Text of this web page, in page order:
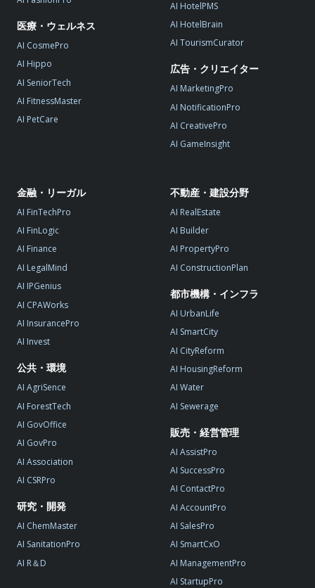
医療・ウェルネス
AI CosmePro
AI Hippo
AI SeniorTech
AI FitnessMaster
AI PetCare
AI HotelPMS
AI HotelBrain
AI TourismCurator
広告・クリエイター
AI MarketingPro
AI NotificationPro
AI CreativePro
AI GameInsight
金融・リーガル
AI FinTechPro
AI FinLogic
AI Finance
AI LegalMind
AI IPGenius
AI CPAWorks
AI InsurancePro
AI Invest
公共・環境
AI AgriSence
AI ForestTech
AI GovOffice
AI GovPro
AI Association
AI CSRPro
研究・開発
AI ChemMaster
AI SanitationPro
AI R＆D
不動産・建設分野
AI RealEstate
AI Builder
AI PropertyPro
AI ConstructionPlan
都市機構・インフラ
AI UrbanLife
AI SmartCity
AI CityReform
AI HousingReform
AI Water
AI Sewerage
販売・経営管理
AI AssistPro
AI SuccessPro
AI ContactPro
AI AccountPro
AI SalesPro
AI SmartCxO
AI ManagementPro
AI StartupPro